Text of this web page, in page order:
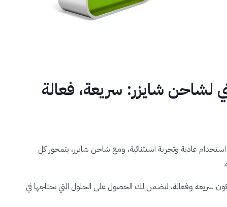
لشاحن شايزر: سريعة، فعالة
استخدام عادية وتجربة استثنائية، ومع شاحن شايزر، يتمحور كل
سريعة وفعالة، لنضمن لك الحصول على الحلول التي تحتاجها في